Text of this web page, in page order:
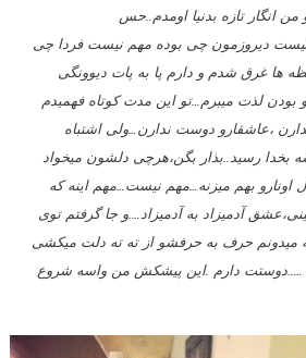
انگار تازه بدنیا اومدم..حس
نیست دیروزمون چى بوده مهم نیست فردا چى
ها غرق شدم و دارم پا به پات دیوونگى
تو بودن لذت میبرم…تو این مدت کوتاه فهمیدم
،عاشقارو دوست ندارن…ولى اشتباه
بخدا رسید..بذار بگن،هرچى دلشون میخواد
اونارو بهم میزنه…مهم نیست…مهم اینه که
آدمیزاد به آدمیزاد….و جا گرفتم توى
که میدونم حرف به حرفشو از ته ته دلت میکشى
…..دوستت دارم .این پیشکش من واسه شروع